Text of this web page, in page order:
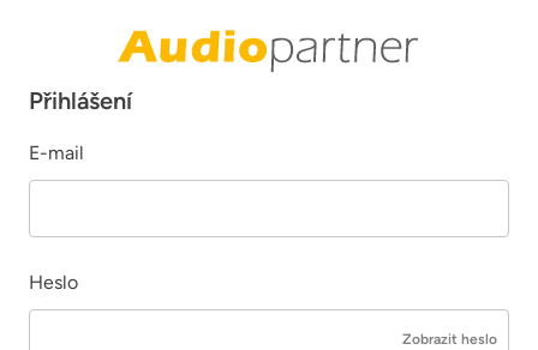
Přihlášení
E-mail
Heslo
Zobrazit heslo